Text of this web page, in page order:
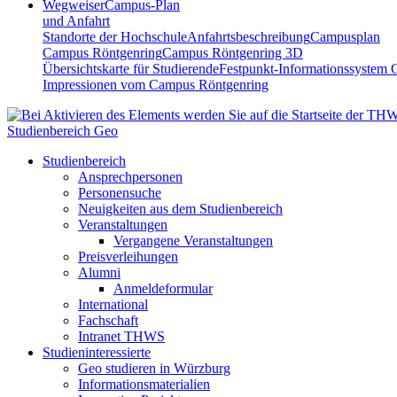
WegweiserCampus-Plan
und Anfahrt
Standorte der HochschuleAnfahrtsbeschreibungCampusplan
Campus RöntgenringCampus Röntgenring 3D
Übersichtskarte für StudierendeFestpunkt-Informationssystem
Impressionen vom Campus Röntgenring
Studienbereich Geo
Studienbereich
Ansprechpersonen
Personensuche
Neuigkeiten aus dem Studienbereich
Veranstaltungen
Vergangene Veranstaltungen
Preisverleihungen
Alumni
Anmeldeformular
International
Fachschaft
Intranet THWS
Studieninteressierte
Geo studieren in Würzburg
Informationsmaterialien